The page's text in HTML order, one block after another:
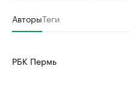
АвторыТеги
РБК Пермь